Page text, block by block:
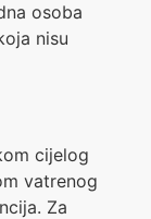
osoba
nisu
cijelog
vatrenog
Za